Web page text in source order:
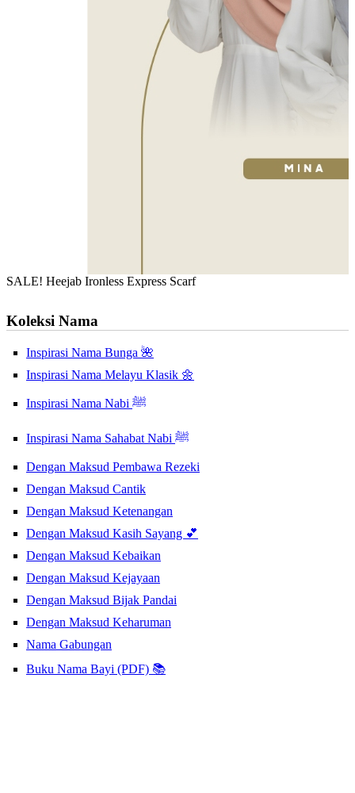
SALE! Heejab Ironless Express Scarf
Koleksi Nama
Inspirasi Nama Bunga 🌺
Inspirasi Nama Melayu Klasik 🌼
Inspirasi Nama Nabi ﷺ
Inspirasi Nama Sahabat Nabi ﷺ
Dengan Maksud Pembawa Rezeki
Dengan Maksud Cantik
Dengan Maksud Ketenangan
Dengan Maksud Kasih Sayang 💕
Dengan Maksud Kebaikan
Dengan Maksud Kejayaan
Dengan Maksud Bijak Pandai
Dengan Maksud Keharuman
Nama Gabungan
Buku Nama Bayi (PDF) 📚